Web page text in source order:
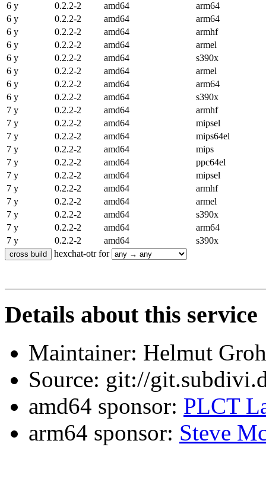
6 y
0.2.2-2 amd64
arm64
6 y
0.2.2-2 amd64
arm64
6 y
0.2.2-2 amd64
armhf
6 y
0.2.2-2 amd64
armel
6 y
0.2.2-2 amd64
s390x
6 y
0.2.2-2 amd64
armel
6 y
0.2.2-2 amd64
arm64
6 y
0.2.2-2 amd64
s390x
7 y
0.2.2-2 amd64
armhf
7 y
0.2.2-2 amd64
mipsel
7 y
0.2.2-2 amd64
mips64el
7 y
0.2.2-2 amd64
mips
7 y
0.2.2-2 amd64
ppc64el
7 y
0.2.2-2 amd64
mipsel
7 y
0.2.2-2 amd64
armhf
7 y
0.2.2-2 amd64
armel
7 y
0.2.2-2 amd64
s390x
7 y
0.2.2-2 amd64
arm64
7 y
0.2.2-2 amd64
s390x
hexchat-otr for
Details about this service
Maintainer: Helmut
Source: git://
amd64 sponsor: PLCT
arm64 sponsor: Steve